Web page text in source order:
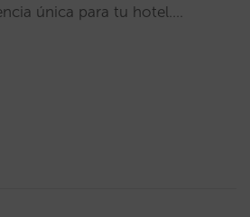
única para tu hotel.…